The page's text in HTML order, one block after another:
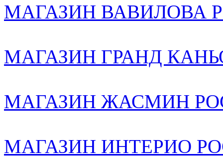
МАГАЗИН ВАВИЛОВА
МАГАЗИН ГРАНД
МАГАЗИН ЖАСМИН
МАГАЗИН ИНТЕРИО